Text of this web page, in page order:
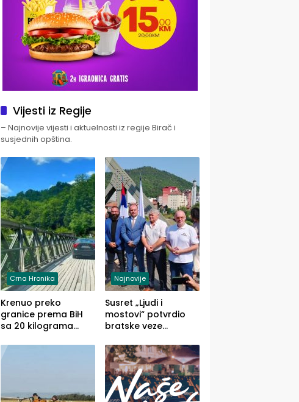
Vijesti iz Regije
– Najnovije vijesti i aktuelnosti iz regije Birač i
susjednih opština.
Crna Hronika
Krenuo preko
granice prema BiH
sa 20 kilograma
u automobilu
Najnovije
Susret „Ljudi i
mostovi“ potvrdio
bratske veze
Zvornika